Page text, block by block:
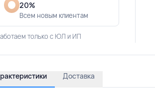
20%
Всем новым клиентам
только с ЮЛ и ИП
Доставка